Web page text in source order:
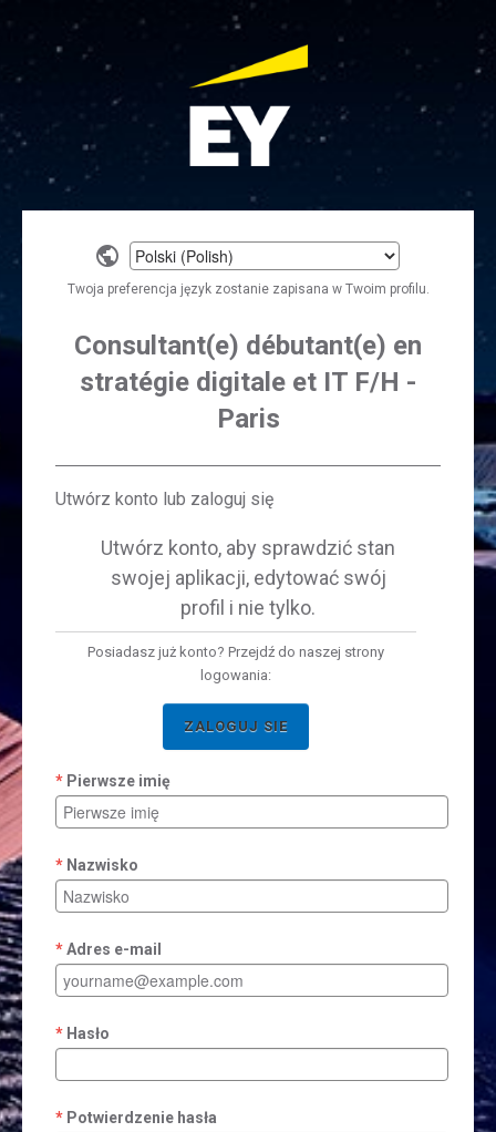
Select
a
language
Twoja preferencja język zostanie zapisana w Twoim profilu.
Consultant(e) débutant(e) en
stratégie digitale et IT F/H -
Paris
Utwórz konto lub zaloguj się
Utwórz konto, aby sprawdzić stan
swojej aplikacji, edytować swój
profil i nie tylko.
Posiadasz już konto? Przejdź do naszej strony
logowania:
ZALOGUJ SIE
Pierwsze imię
Nazwisko
Adres e-mail
Hasło
Potwierdzenie hasła